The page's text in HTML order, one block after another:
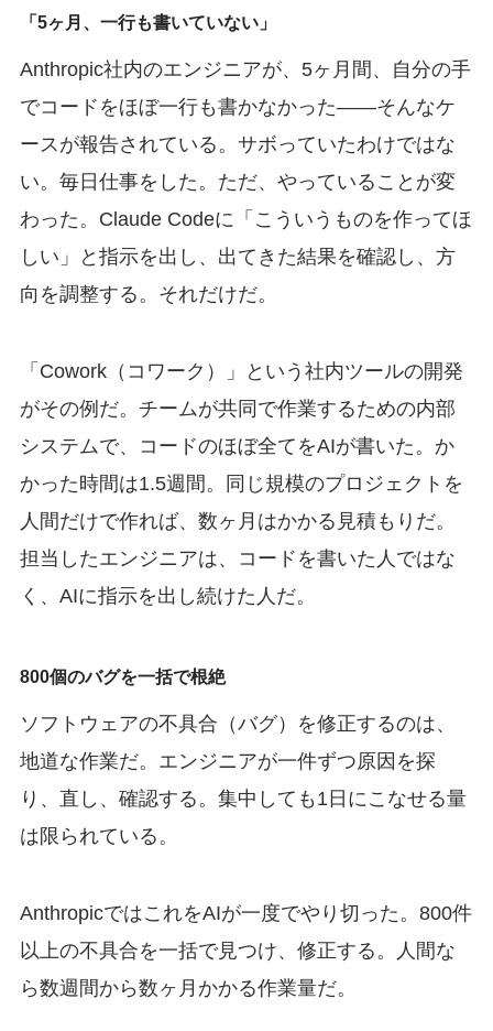
「5ヶ月、一行も書いていない」
Anthropic社内のエンジニアが、5ヶ月間、自分の手
でコードをほぼ一行も書かなかった——そんなケ
ースが報告されている。サボっていたわけではな
い。毎日仕事をした。ただ、やっていることが変
わった。Claude Codeに「こういうものを作ってほ
しい」と指示を出し、出てきた結果を確認し、方
向を調整する。それだけだ。
「Cowork（コワーク）」という社内ツールの開発
がその例だ。チームが共同で作業するための内部
システムで、コードのほぼ全てをAIが書いた。か
かった時間は1.5週間。同じ規模のプロジェクトを
人間だけで作れば、数ヶ月はかかる見積もりだ。
担当したエンジニアは、コードを書いた人ではな
く、AIに指示を出し続けた人だ。
800個のバグを一括で根絶
ソフトウェアの不具合（バグ）を修正するのは、
地道な作業だ。エンジニアが一件ずつ原因を探
り、直し、確認する。集中しても1日にこなせる量
は限られている。
AnthropicではこれをAIが一度でやり切った。800件
以上の不具合を一括で見つけ、修正する。人間な
ら数週間から数ヶ月かかる作業量だ。